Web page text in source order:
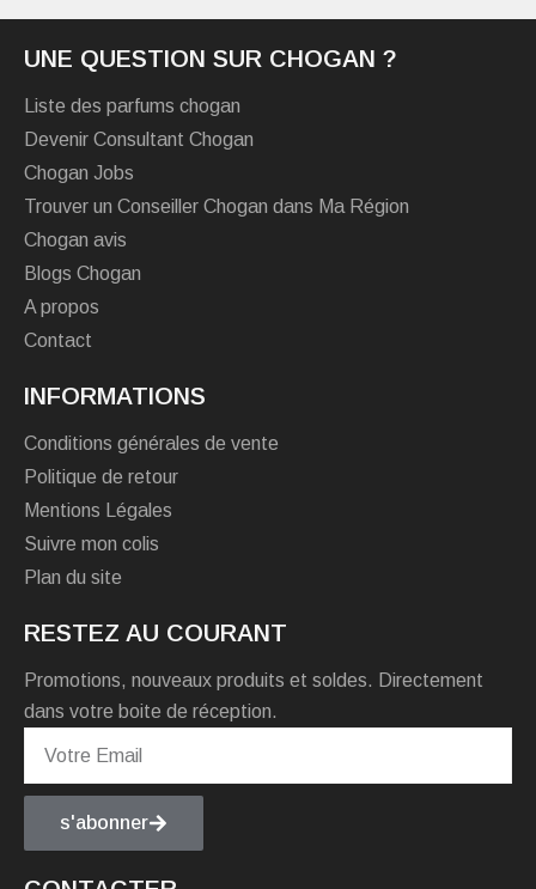
UNE QUESTION SUR CHOGAN ?
Liste des parfums chogan
Devenir Consultant Chogan
Chogan Jobs
Trouver un Conseiller Chogan dans Ma Région
Chogan avis
Blogs Chogan
A propos
Contact
INFORMATIONS
Conditions générales de vente
Politique de retour
Mentions Légales
Suivre mon colis
Plan du site
RESTEZ AU COURANT
Promotions, nouveaux produits et soldes. Directement
dans votre boite de réception.
s'abonner